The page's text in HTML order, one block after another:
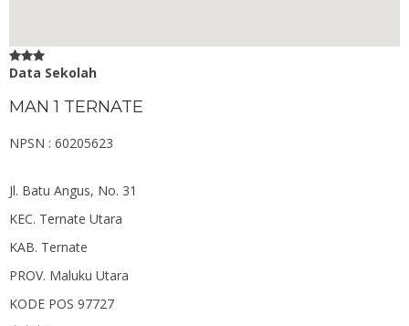
Data Sekolah
MAN 1 TERNATE
NPSN : 60205623
Jl. Batu Angus, No. 31
KEC. Ternate Utara
KAB. Ternate
PROV. Maluku Utara
KODE POS 97727